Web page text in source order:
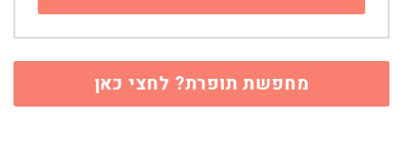
מחפשת תופרת? לחצי כאן